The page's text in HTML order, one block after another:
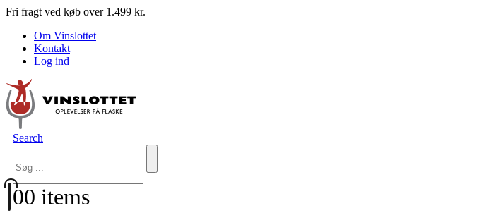
Fri fragt ved køb over 1.499 kr.
Om Vinslottet
Kontakt
Log ind
Search
00 items